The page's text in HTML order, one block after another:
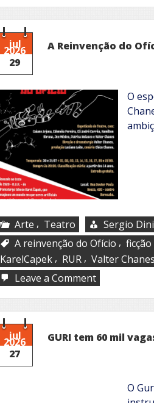
Revista
Verso
jul
2026
29
A Reinvenção do
O
Arte , Teatro
Sergio
A reinvenção do Ofício ,
KarelCapek , RUR , Valter Chanes
Leave a Commenton
A
Reinvenção
do
jul
2026
27
GURI tem 60 mil
O